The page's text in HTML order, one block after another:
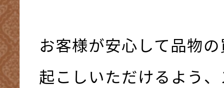
お客様が安心して品物
起こしいただけるよう